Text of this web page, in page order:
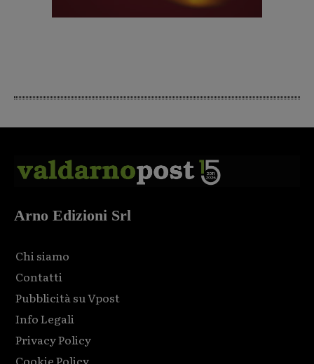
Arno Edizioni Srl
Chi siamo
Contatti
Pubblicità su Vpost
Info Legali
Privacy Policy
Cookie Policy